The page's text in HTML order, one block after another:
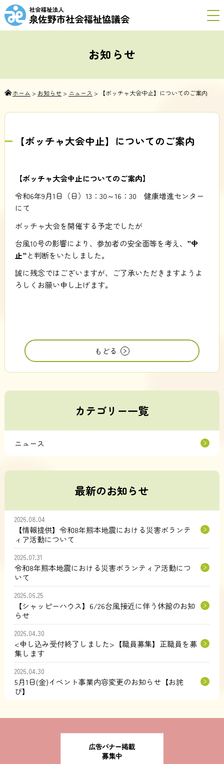
お知らせ
ホーム > お知らせ> ニュース > 【ボッチャ大会中止】についてのご案内
【ボッチャ大会中止】についてのご案内
【ボッチャ大会中止についてのご案内】
令和6年9月1日（日）13：30～16：30 健康増進センター
にて
ボッチャ大会を開催する予定でしたが
台風10号の影響により、参加者の安全面等を考え、 ”中
止”と判断をいたしました。
誠に残念ではございますが、ご了承いただきますようよ
ろしくお願い申し上げます。
もどる
カテゴリー一覧
ニュース
最新のお知らせ
2026.08.04
【情報提供】令和8年熊本地震における災害ボランテ
ィア活動について
2026.07.31
令和8年熊本地震における災害ボランティア活動につ
いて
2026.06.25
【シャッピーハウス】6/26台風接近に伴う休館のお知
らせ
2026.04.30
<申し込み受付終了しました>【職員募集】正職員を募
集します
2026.04.30
5月1日(金)イベント事業内容変更のお知らせ【お詫
び】